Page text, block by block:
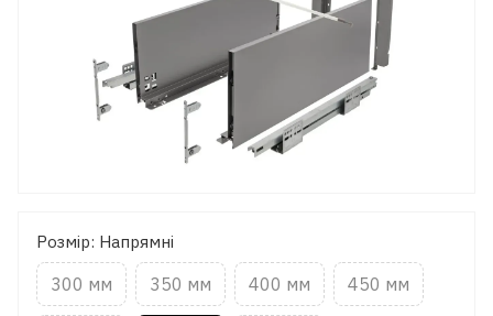
Розмір: Напрямні
300 мм 350 мм 400 мм 450 мм